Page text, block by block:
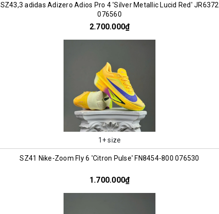
SZ43,3 adidas Adizero Adios Pro 4 'Silver Metallic Lucid Red' JR6372
076560
2.700.000₫
1+ size
SZ41 Nike-Zoom Fly 6 'Citron Pulse' FN8454-800 076530
1.700.000₫